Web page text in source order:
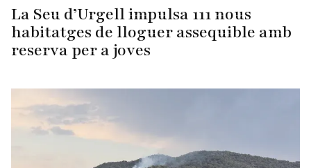
La Seu d’Urgell impulsa 111 nous
habitatges de lloguer assequible amb
reserva per a joves